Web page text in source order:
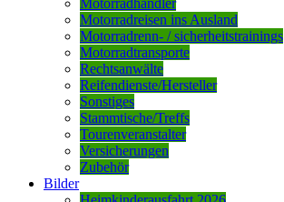
Motorradreisen ins Ausland
Motorradrenn- / sicherheitstrainings
Motorradtransporte
Rechtsanwälte
Reifendienste/Hersteller
Sonstiges
Stammtische/Treffs
Tourenveranstalter
Versicherungen
Zubehör
Bilder